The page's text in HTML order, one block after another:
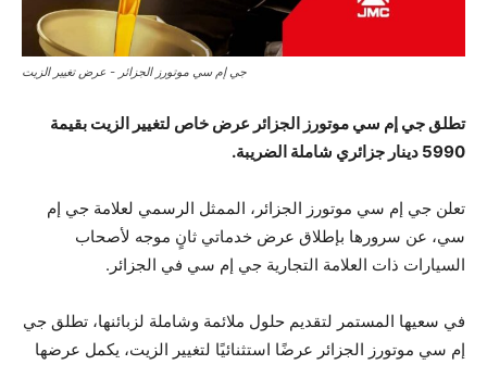
جي إم سي موتورز الجزائر - عرض تغيير الزيت
تطلق جي إم سي موتورز الجزائر عرض خاص لتغيير الزيت بقيمة
5990 دينار جزائري شاملة الضريبة.
تعلن جي إم سي موتورز الجزائر، الممثل الرسمي لعلامة جي إم
سي، عن سرورها بإطلاق عرض خدماتي ثانٍ موجه لأصحاب
السيارات ذات العلامة التجارية جي إم سي في الجزائر.
في سعيها المستمر لتقديم حلول ملائمة وشاملة لزبائنها، تطلق جي
إم سي موتورز الجزائر عرضًا استثنائيًا لتغيير الزيت، يكمل عرضها